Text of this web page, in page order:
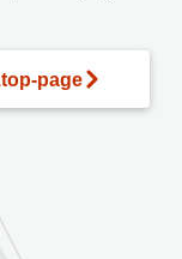
page